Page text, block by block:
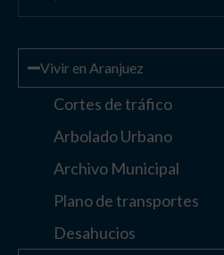
Vivir en Aranjuez
Cortes de tráfico
Arbolado Urbano
Archivo Municipal
Plano de transportes
Desahucios